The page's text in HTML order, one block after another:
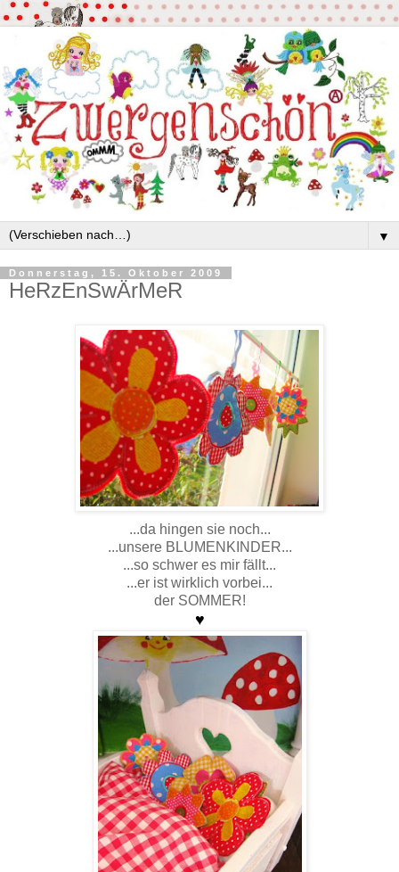
▼
Donnerstag, 15. Oktober 2009
HeRzEnSwÄrMeR
...da hingen sie noch...
...unsere BLUMENKINDER...
...so schwer es mir fällt...
...er ist wirklich vorbei...
der SOMMER!
♥